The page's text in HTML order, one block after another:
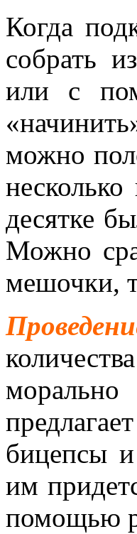
Когда
собрать
или с
можно
десятке
Можно
мешочки,
бицепсы
им
помощью